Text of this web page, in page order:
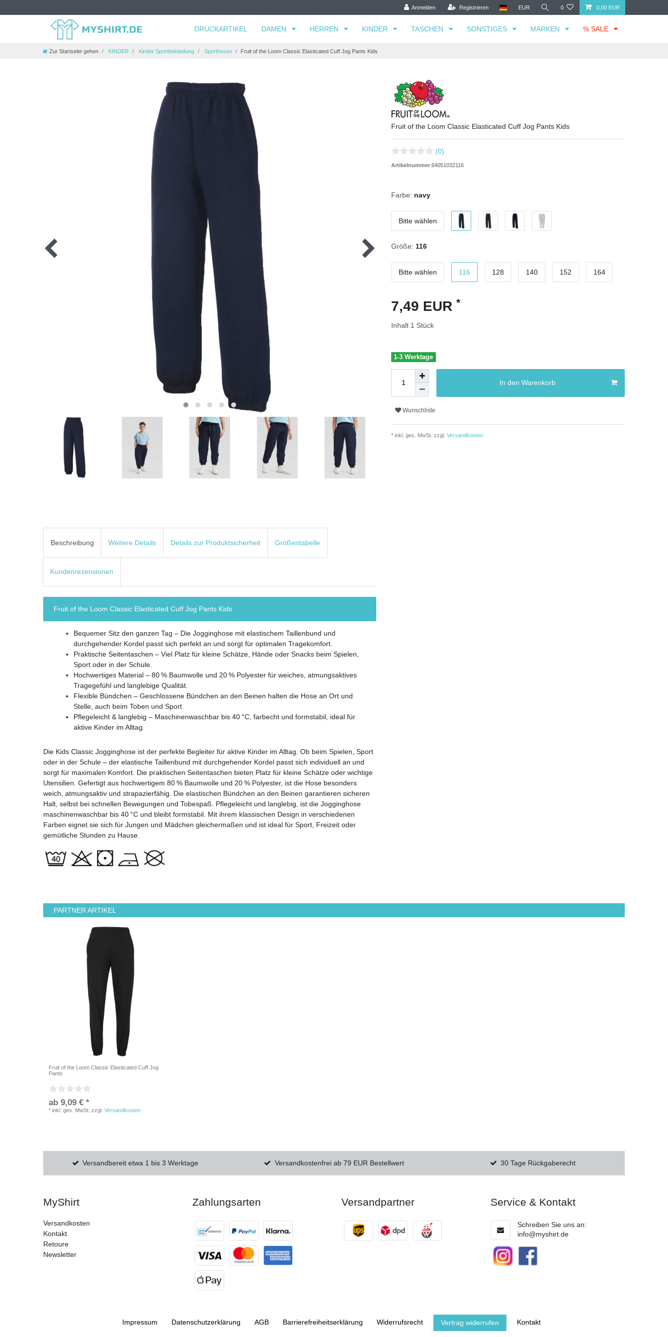
Anmelden Registrieren EUR 0 0,00 EUR
DRUCKARTIKEL DAMEN HERREN KINDER TASCHEN SONSTIGES MARKEN % SALE
Zur Startseite gehen KINDER Kinder Sportbekleidung Sporthosen Fruit of the Loom Classic Elasticated Cuff Jog Pants Kids
Fruit of the Loom Classic Elasticated Cuff Jog Pants Kids
(0)
Artikelnummer 64051032116
Farbe: navy
Bitte wählen
Größe: 116
Bitte wählen 116 128 140 152 164
7,49 EUR *
Inhalt 1 Stück
1-3 Werktage
In den Warenkorb
Wunschliste
* inkl. ges. MwSt. zzgl. Versandkosten
Beschreibung Weitere Details Details zur Produktsicherheit Größentabelle
Kundenrezensionen
Fruit of the Loom Classic Elasticated Cuff Jog Pants Kids
Bequemer Sitz den ganzen Tag – Die Jogginghose mit elastischem Taillenbund und
durchgehender Kordel passt sich perfekt an und sorgt für optimalen Tragekomfort.
Praktische Seitentaschen – Viel Platz für kleine Schätze, Hände oder Snacks beim Spielen,
Sport oder in der Schule.
Hochwertiges Material – 80 % Baumwolle und 20 % Polyester für weiches, atmungsaktives
Tragegefühl und langlebige Qualität.
Flexible Bündchen – Geschlossene Bündchen an den Beinen halten die Hose an Ort und
Stelle, auch beim Toben und Sport.
Pflegeleicht & langlebig – Maschinenwaschbar bis 40 °C, farbecht und formstabil, ideal für
aktive Kinder im Alltag.
Die Kids Classic Jogginghose ist der perfekte Begleiter für aktive Kinder im Alltag. Ob beim Spielen, Sport
oder in der Schule – der elastische Taillenbund mit durchgehender Kordel passt sich individuell an und
sorgt für maximalen Komfort. Die praktischen Seitentaschen bieten Platz für kleine Schätze oder wichtige
Utensilien. Gefertigt aus hochwertigem 80 % Baumwolle und 20 % Polyester, ist die Hose besonders
weich, atmungsaktiv und strapazierfähig. Die elastischen Bündchen an den Beinen garantieren sicheren
Halt, selbst bei schnellen Bewegungen und Tobespaß. Pflegeleicht und langlebig, ist die Jogginghose
maschinenwaschbar bis 40 °C und bleibt formstabil. Mit ihrem klassischen Design in verschiedenen
Farben eignet sie sich für Jungen und Mädchen gleichermaßen und ist ideal für Sport, Freizeit oder
gemütliche Stunden zu Hause.
PARTNER ARTIKEL
Fruit of the Loom Classic Elasticated Cuff Jog
Pants
ab 9,09 € *
*inkl. ges. MwSt. zzgl.Versandkosten
Versandbereit etwa 1 bis 3 Werktage Versandkostenfrei ab 79 EUR Bestellwert 30 Tage Rückgaberecht
MyShirt
Versandkosten
Kontakt
Retoure
Newsletter
Zahlungsarten Versandpartner Service & Kontakt
Schreiben Sie uns an:
info@myshirt.de
Impressum Daten­schutz­erklärung AGB Barrierefreiheitserklärung Widerrufs­recht Vertrag widerrufen Kontakt